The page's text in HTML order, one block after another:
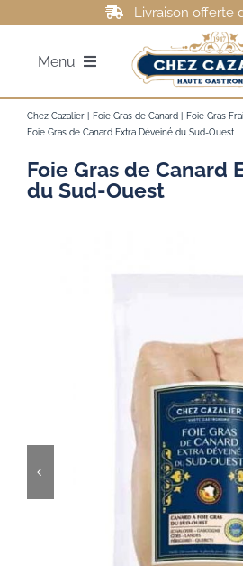
contenu
Livraison offerte
Menu
FOIE GRAS
ROTI DE CANARD
ACCOMPAGNEMENTS
AVANTAGES
Chez Cazalier Foie Gras de Canard
Foie Gras
Foie Gras de Canard Extra Déveiné du Sud-Ouest
Foie Gras de Canard
du Sud-Ouest